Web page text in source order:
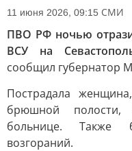
11 июня 2026, 09:15 СМИ
ПВО РФ ночью
ВСУ на
сообщил губернатор
Пострадала
брюшной
больнице. Также
возгораний.